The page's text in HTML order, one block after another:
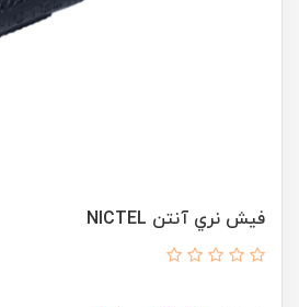
فیش نري آنتن NICTEL